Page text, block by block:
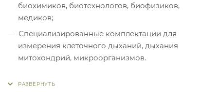
биохимиков, биотехнологов, биофизиков,
медиков;
Специализированные комплектации для
измерения клеточного дыханий, дыхания
митохондрий, микроорганизмов.